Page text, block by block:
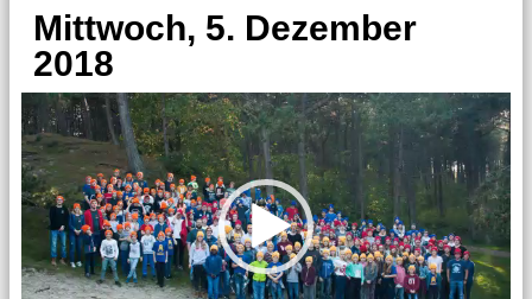
Mittwoch, 5. Dezember
2018
Video-
Player